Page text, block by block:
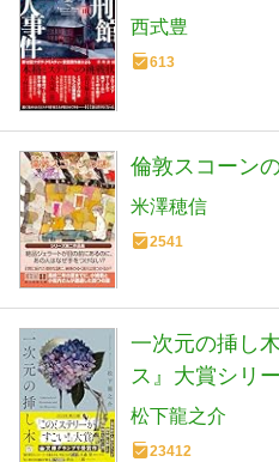
西式豊
613
倫敦スコーン
米澤穂信
2541
一次元の挿し
ス』大賞シリ
松下龍之介
23412